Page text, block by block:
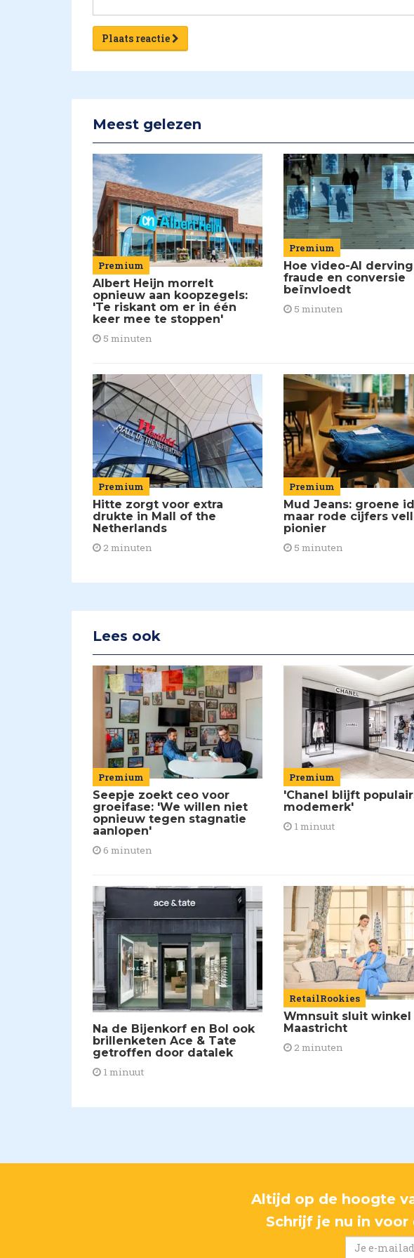
Plaats reactie
Meest gelezen
Premium
Albert Heijn morrelt
opnieuw aan koopzegels:
'Te riskant om er in één
keer mee te stoppen'
5 minuten
Premium
Hoe video-AI
fraude en conversie
beïnvloedt
5 minuten
Premium
Hitte zorgt voor extra
drukte in Mall of the
Netherlands
2 minuten
Premium
Mud Jeans: groene
maar rode cijfers
pionier
5 minuten
Lees ook
Premium
Seepje zoekt ceo voor
groeifase: 'We willen niet
opnieuw tegen stagnatie
aanlopen'
6 minuten
Premium
'Chanel blijft
modemerk'
1 minuut
Na de Bijenkorf en Bol ook
brillenketen Ace & Tate
getroffen door datalek
1 minuut
RetailRookies
Wmnsuit sluit winkel
Maastricht
2 minuten
Altijd op de hoogte
Schrijf je nu in